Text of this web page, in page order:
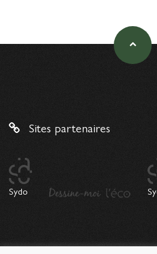
Sites partenaires
Sydo